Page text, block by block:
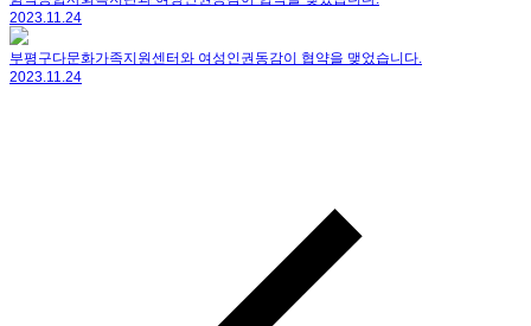
2023.11.24
부평구다문화가족지원센터와 여성인권동감이 협약을 맺었습니다.
2023.11.24